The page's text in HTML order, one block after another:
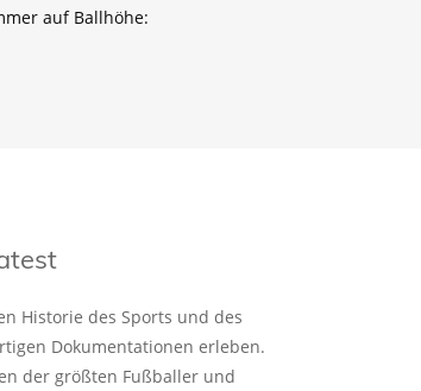
auf Ballhöhe:
Historie des Sports und des
Dokumentationen erleben.
der größten Fußballer und